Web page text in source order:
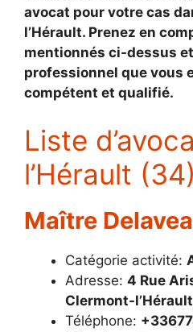
avocat pour votre cas
l’Hérault. Prenez en
mentionnés ci-dessus
professionnel que vous
compétent et qualifié.
Liste
l’Hérault (34)
Maître
Catégorie activité:
Adresse: 4 Rue
Clermont-l’Hérault
Téléphone: